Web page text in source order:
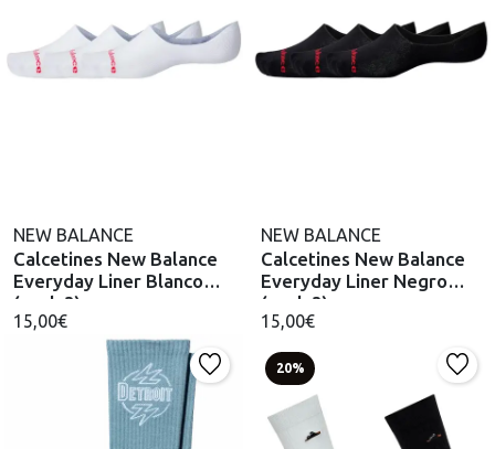
NEW BALANCE
Calcetines New Balance
Everyday Liner Blanco
(pack 3)
15,00€
NEW BALANCE
Calcetines New Balance
Everyday Liner Negro
(pack 3)
15,00€
20%